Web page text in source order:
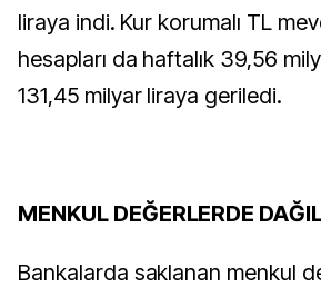
liraya indi. Kur korumalı TL
hesapları da haftalık 39,56
131,45 milyar liraya geriledi.
MENKUL DEĞERLERDE
Bankalarda saklanan menkul